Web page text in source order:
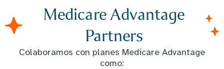
Medicare Advantage
Partners
Colaboramos con planes Medicare Advantage
como: